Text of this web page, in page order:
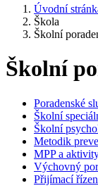
Úvodní
Škola
Školní
Školní
Poradenské
Školní
Školní
Metodik
MPP a
Výchovný
Přijímací